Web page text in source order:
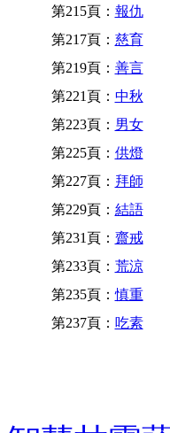
第215頁： 報仇
第217頁： 慈育
第219頁： 善言
第221頁： 中秋
第223頁： 男女
第225頁： 供燈
第227頁： 拜師
第229頁： 結語
第231頁： 齋戒
第233頁： 荒涼
第235頁：慎重
第237頁： 吃素